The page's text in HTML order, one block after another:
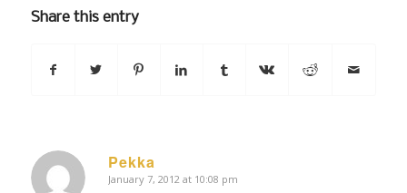
Share this entry
Pekka
says:
January 7, 2012 at 10:08 pm